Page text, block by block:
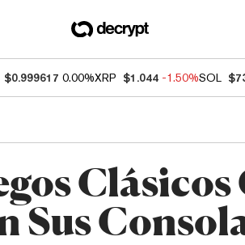
$0.999617 0.00%XRP $1.044 -1.50%SOL
Clásicos
Sus